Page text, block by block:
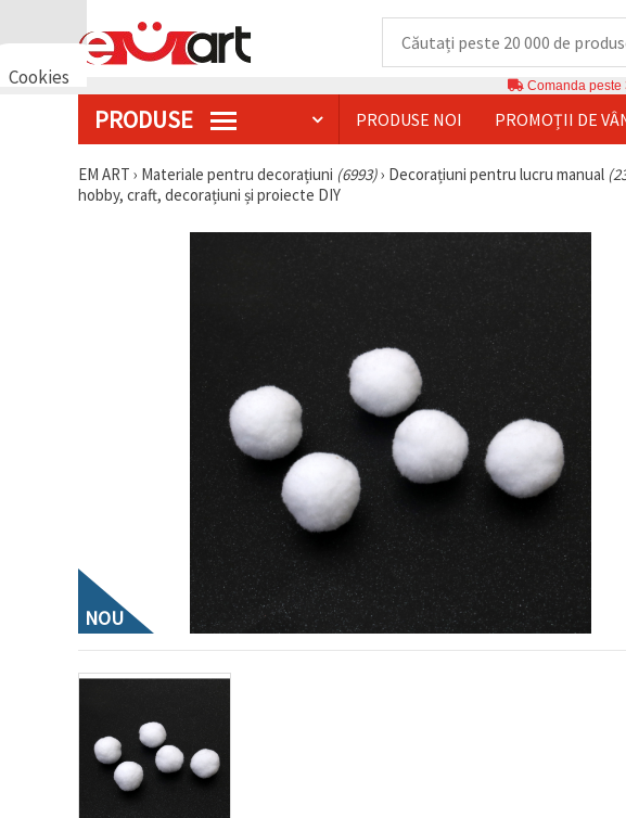
Cookies Comanda peste
PRODUSE PRODUSE NOI PROMOȚII DE
EM ART › Materiale pentru decorațiuni (6993)› Decorațiuni pentru lucru manual
hobby, craft, decorațiuni și proiecte DIY
NOU